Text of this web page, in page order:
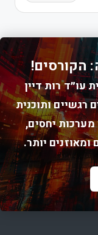
הקורסים!
עו״ד רות דיין
רגשיים ותוכנית
יחסים,
ומאוזנים יותר.